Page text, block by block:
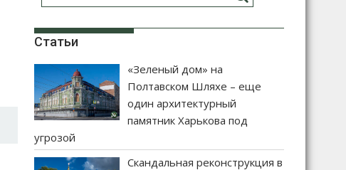
Статьи
«Зеленый дом» на
Полтавском Шляхе – еще
один архитектурный
памятник Харькова под
угрозой
Скандальная реконструкция в